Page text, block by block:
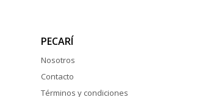
PECARÍ
Nosotros
Contacto
Términos y condiciones